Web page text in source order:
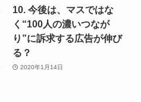
10. 今後は、マスではな
く“100人の濃いつなが
り”に訴求する広告が伸び
る？
2020年1月14日